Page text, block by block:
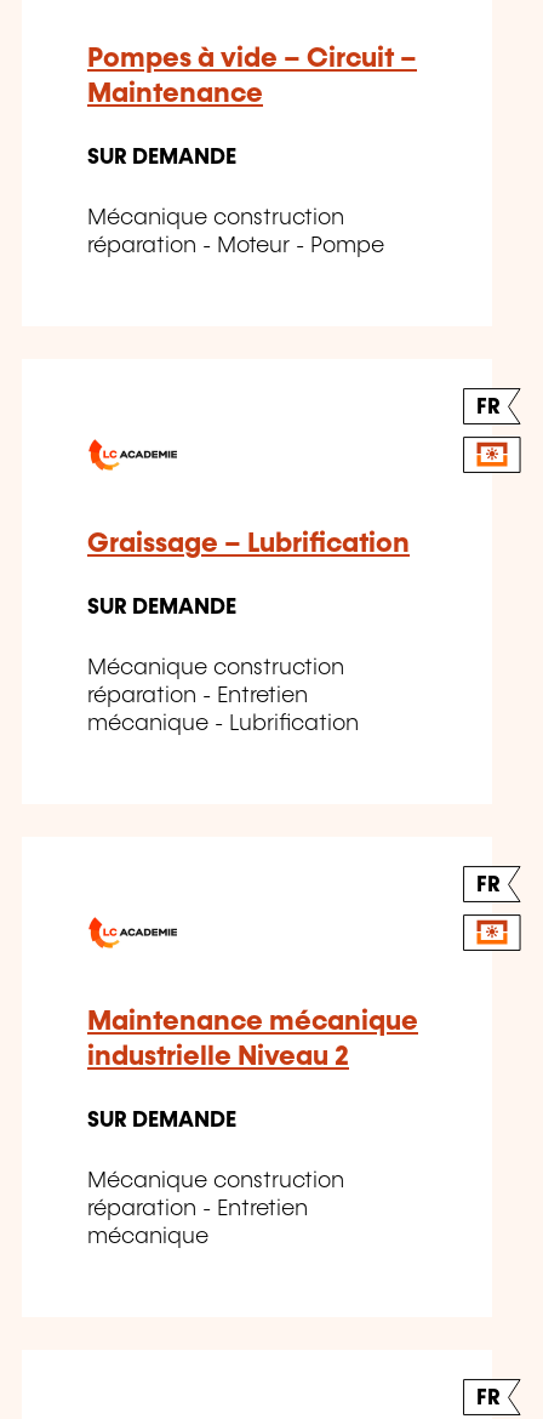
Pompes à vide – Circuit –
Maintenance
SUR DEMANDE
Mécanique construction
réparation - Moteur - Pompe
FR
Graissage – Lubrification
SUR DEMANDE
Mécanique construction
réparation - Entretien
mécanique - Lubrification
FR
Maintenance mécanique
industrielle Niveau 2
SUR DEMANDE
Mécanique construction
réparation - Entretien
mécanique
FR